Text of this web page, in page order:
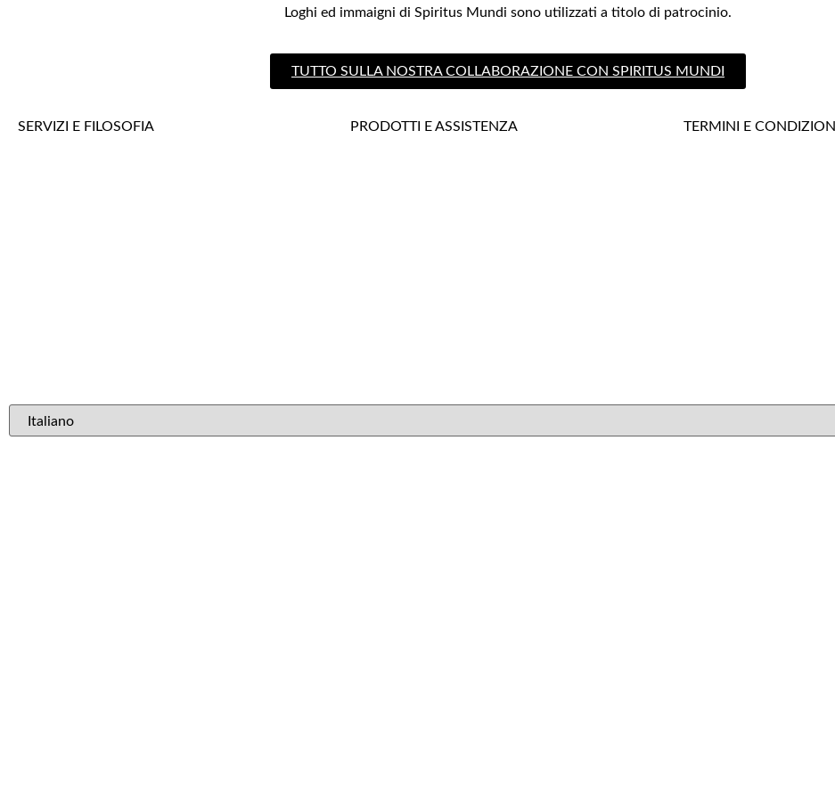
Loghi ed immaigni di Spiritus Mundi sono utilizzati a titolo di patrocinio.
TUTTO SULLA NOSTRA COLLABORAZIONE CON SPIRITUS MUNDI
SERVIZI E FILOSOFIA PRODOTTI E ASSISTENZA TERMINI E CONDIZIONI